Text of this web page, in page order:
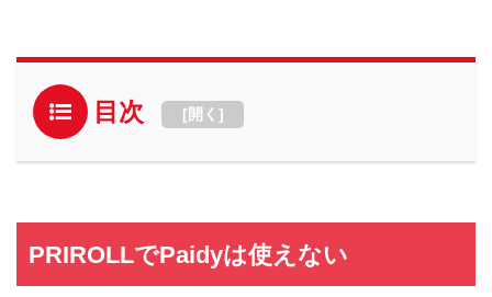
目次 [開く ]
PRIROLLでPaidyは使えない